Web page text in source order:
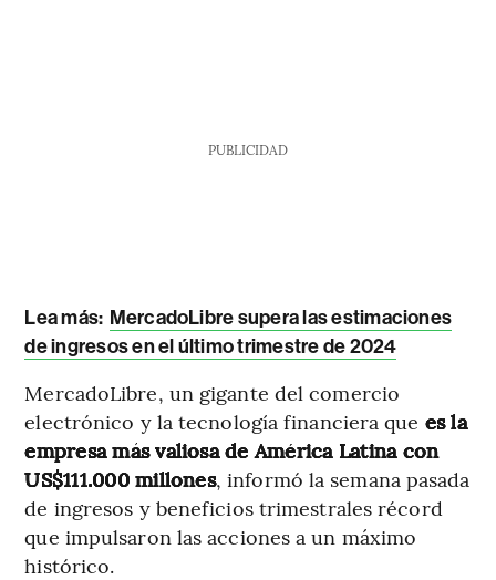
PUBLICIDAD
Lea más: MercadoLibre supera las estimaciones
de ingresos en el último trimestre de 2024
MercadoLibre, un gigante del comercio
electrónico y la tecnología financiera que es la
empresa más valiosa de América Latina con
US$111.000 millones, informó la semana pasada
de ingresos y beneficios trimestrales récord
que impulsaron las acciones a un máximo
histórico.